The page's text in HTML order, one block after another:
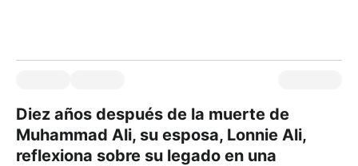
Diez años después de la muerte de
Muhammad Ali, su esposa, Lonnie Ali,
reflexiona sobre su legado en una